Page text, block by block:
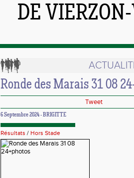
DE
Ronde des Marais 31 08
Tweet
6 Septembre 2024 - BRIGITTE
Résultats / Hors Stade